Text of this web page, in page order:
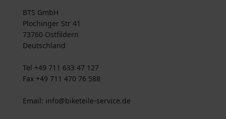
BTS GmbH
Plochinger Str 41
73760 Ostfildern
Deutschland
Tel +49 711 633 47 127
Fax +49 711 470 76 588
Email: info@biketeile-service.de